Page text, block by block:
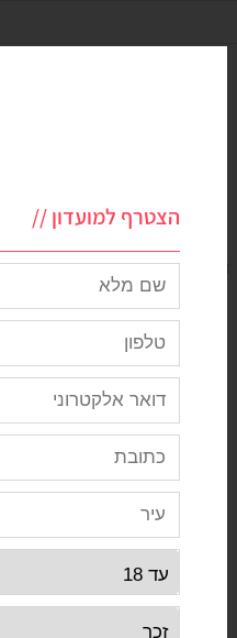
דף הבית > שמלות ערב צנועות
הצטרף למועדון //